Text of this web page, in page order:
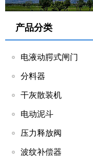
产品分类
电液动腭式闸门
分料器
干灰散装机
电动泥斗
压力释放阀
波纹补偿器